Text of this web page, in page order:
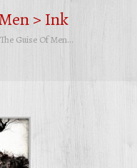
> Ink
Guise Of Men…